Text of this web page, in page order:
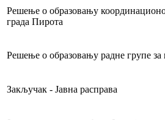
Решење о образовању
града Пирота
Решење о образовању радне групе за
Закључак - Јавна расправа